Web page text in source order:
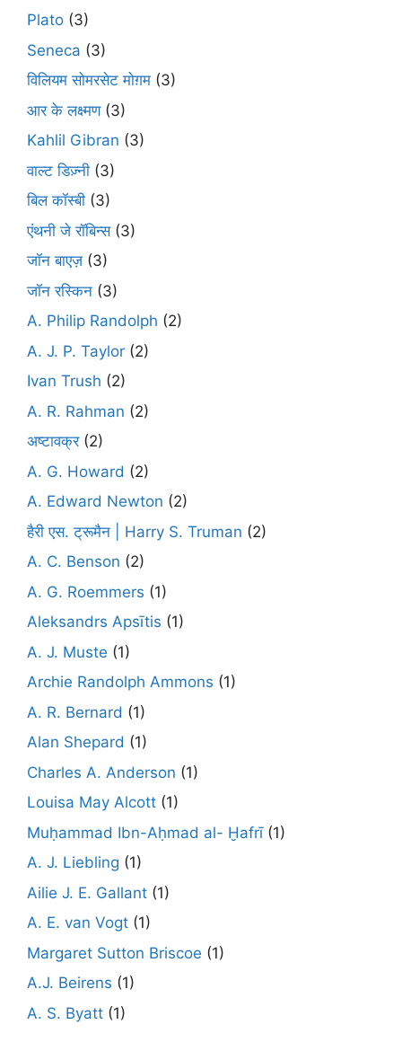
Plato (3)
Seneca (3)
विलियम सोमरसेट मोग़म (3)
आर के लक्ष्मण(3)
Kahlil Gibran (3)
वाल्ट डिज़्नी (3)
बिल कॉस्बी (3)
एंथनी जे रॉबिन्स(3)
जॉन बाएज़ (3)
जॉन रस्किन (3)
A. Philip Randolph (2)
A. J. P. Taylor (2)
Ivan Trush (2)
A. R. Rahman (2)
अष्टावक्र(2)
A. G. Howard (2)
A. Edward Newton (2)
हैरी एस. ट्रूमैन | Harry S. Truman (2)
A. C. Benson (2)
A. G. Roemmers (1)
Aleksandrs Apsītis (1)
A. J. Muste (1)
Archie Randolph Ammons (1)
A. R. Bernard (1)
Alan Shepard (1)
Charles A. Anderson (1)
Louisa May Alcott (1)
Muḥammad Ibn-Aḥmad al- Ḫafrī(1)
A. J. Liebling (1)
Ailie J. E. Gallant (1)
A. E. van Vogt (1)
Margaret Sutton Briscoe (1)
A.J. Beirens (1)
A. S. Byatt (1)